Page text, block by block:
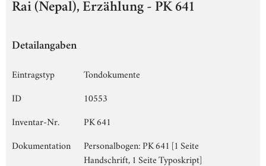
Rai (Nepal), Erzählung - PK 641
Detailangaben
Eintragstyp
Tondokumente
ID
10553
Inventar-Nr.
PK 641
Dokumentation
Personalbogen: PK 641 [1 Seite
Handschrift, 1 Seite Typoskript]